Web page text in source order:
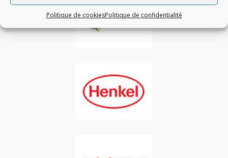
Politique de cookiesPolitique de confidentialité